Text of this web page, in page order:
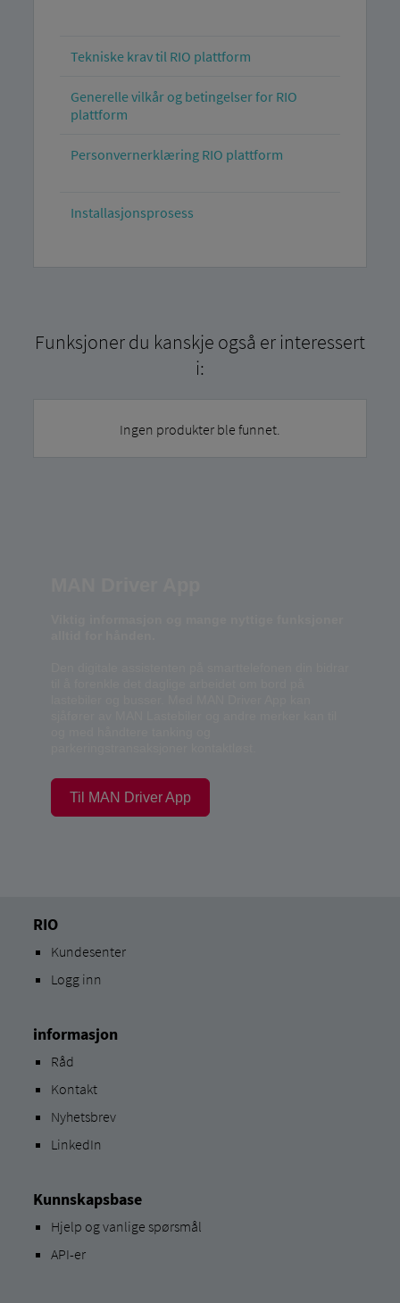
Tekniske krav til RIO plattform
Generelle vilkår og betingelser for RIO
plattform
Personvernerklæring RIO plattform
Installasjonsprosess
Funksjoner du kanskje også er interessert
i:
Ingen produkter ble funnet.
Til MAN Driver App
RIO
Kundesenter
Logg inn
informasjon
Råd
Kontakt
Nyhetsbrev
LinkedIn
Kunnskapsbase
Hjelp og vanlige spørsmål
API-er